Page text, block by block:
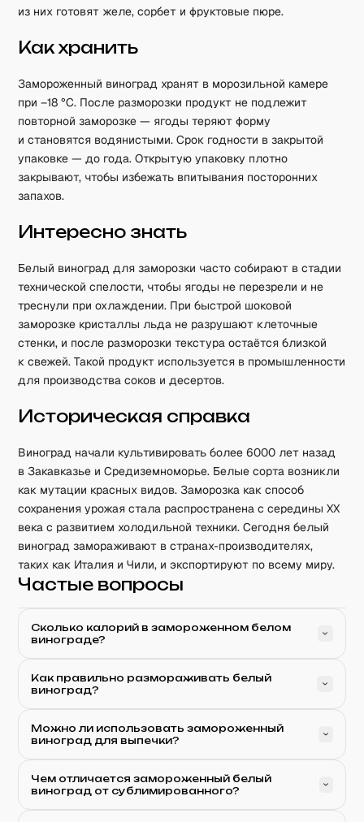
из них готовят желе, сорбет и фруктовые пюре.
Как хранить
Замороженный виноград хранят в морозильной камере
при –18 °C. После разморозки продукт не подлежит
повторной заморозке — ягоды теряют форму
и становятся водянистыми. Срок годности в закрытой
упаковке — до года. Открытую упаковку плотно
закрывают, чтобы избежать впитывания посторонних
запахов.
Интересно знать
Белый виноград для заморозки часто собирают в стадии
технической спелости, чтобы ягоды не перезрели и не
треснули при охлаждении. При быстрой шоковой
заморозке кристаллы льда не разрушают клеточные
стенки, и после разморозки текстура остаётся близкой
к свежей. Такой продукт используется в промышленности
для производства соков и десертов.
Историческая справка
Виноград начали культивировать более 6000 лет назад
в Закавказье и Средиземноморье. Белые сорта возникли
как мутации красных видов. Заморозка как способ
сохранения урожая стала распространена с середины XX
века с развитием холодильной техники. Сегодня белый
виноград замораживают в странах-производителях,
таких как Италия и Чили, и экспортируют по всему миру.
Частые вопросы
Сколько калорий в замороженном белом
винограде?
Как правильно размораживать белый
виноград?
Можно ли использовать замороженный
виноград для выпечки?
Чем отличается замороженный белый
виноград от сублимированного?